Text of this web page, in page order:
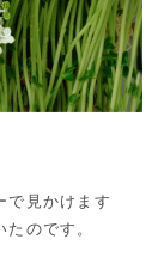
で見かけます
のです。